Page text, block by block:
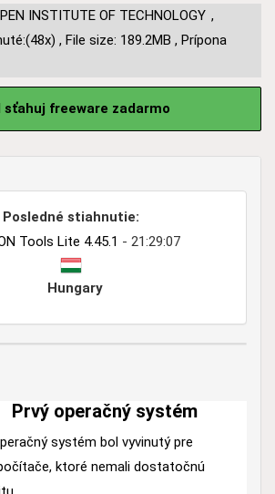
INSTITUTE OF TECHNOLOGY ,
, File size: 189.2MB , Prípona
sťahuj freeware zadarmo
Posledné stiahnutie:
Tools Lite 4.45.1 - 21:29:07
Hungary
Prvý operačný systém
systém bol vyvinutý pre
ktoré nemali dostatočnú